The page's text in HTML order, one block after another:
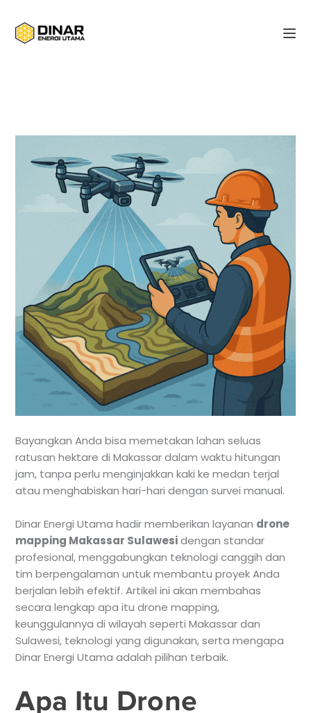
Bayangkan Anda bisa memetakan lahan seluas
ratusan hektare di Makassar dalam waktu hitungan
jam, tanpa perlu menginjakkan kaki ke medan terjal
atau menghabiskan hari-hari dengan survei manual.
Dinar Energi Utama hadir memberikan layanan drone
mapping Makassar Sulawesidengan standar
profesional, menggabungkan teknologi canggih dan
tim berpengalaman untuk membantu proyek Anda
berjalan lebih efektif. Artikel ini akan membahas
secara lengkap apa itu drone mapping,
keunggulannya di wilayah seperti Makassar dan
Sulawesi, teknologi yang digunakan, serta mengapa
Dinar Energi Utama adalah pilihan terbaik.
Apa Itu Drone